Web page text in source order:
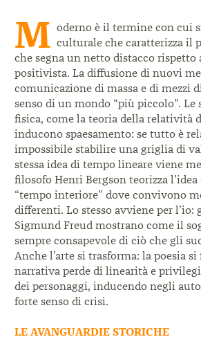
M oderno è il termine con cui
culturale che caratterizza il
che segna un netto distacco rispetto
positivista. La diffusione di nuovi
comunicazione di massa e di mezzi
senso di un mondo “più piccolo”. Le
fisica, come la teoria della relatività
inducono spaesamento: se tutto è
impossibile stabilire una griglia di
stessa idea di tempo lineare viene
filosofo Henri Bergson teorizza
“tempo interiore” dove convivono
differenti. Lo stesso avviene per
Sigmund Freud mostrano come il
sempre consapevole di ciò che gli
Anche l’arte si trasforma: la poesia
narrativa perde di linearità e
dei personaggi, inducendo negli
forte senso di crisi.
LE AVANGUARDIE STORICHE